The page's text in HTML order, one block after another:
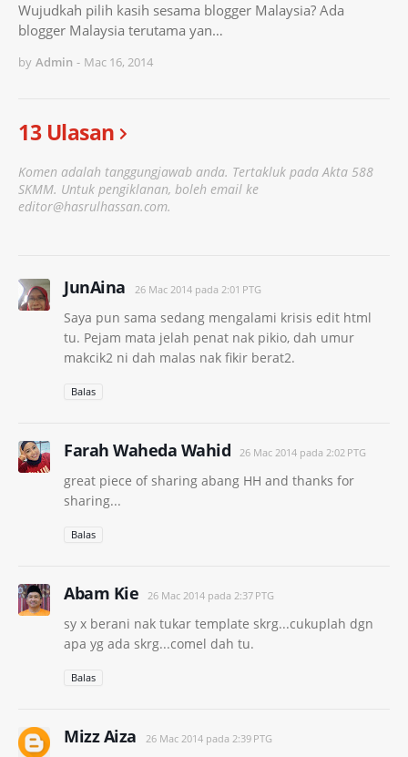
Wujudkah pilih kasih sesama blogger Malaysia? Ada
blogger Malaysia terutama yan…
by Admin - Mac 16, 2014
13 Ulasan
Komen adalah tanggungjawab anda. Tertakluk pada Akta 588
SKMM. Untuk pengiklanan, boleh email ke
editor@hasrulhassan.com.
JunAina 26 Mac 2014 pada 2:01 PTG
Saya pun sama sedang mengalami krisis edit html
tu. Pejam mata jelah penat nak pikio, dah umur
makcik2 ni dah malas nak fikir berat2.
Balas
Farah Waheda Wahid 26 Mac 2014 pada 2:02 PTG
great piece of sharing abang HH and thanks for
sharing...
Balas
Abam Kie 26 Mac 2014 pada 2:37 PTG
sy x berani nak tukar template skrg...cukuplah dgn
apa yg ada skrg...comel dah tu.
Balas
Mizz Aiza 26 Mac 2014 pada 2:39 PTG